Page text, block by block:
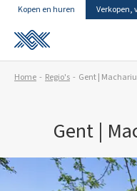
Kopen en huren Verkopen,
Home Regio's Gent |
Gent |